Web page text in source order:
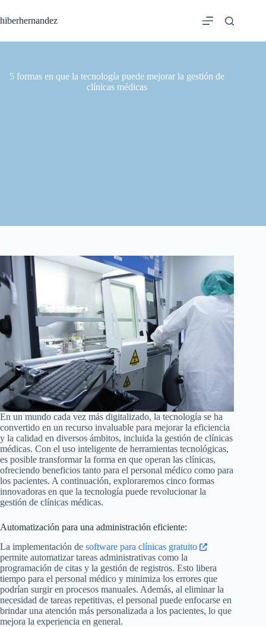
al
contenido
hiberhernandez
5 formas en que la tecnología puede mejorar la gestión de
clínicas médicas
En un mundo cada vez más digitalizado, la tecnología se ha
convertido en un recurso invaluable para mejorar la eficiencia
y la calidad en diversos ámbitos, incluida la gestión de clínicas
médicas. Con el uso inteligente de herramientas tecnológicas,
es posible transformar la forma en que operan las clínicas,
ofreciendo beneficios tanto para el personal médico como para
los pacientes. A continuación, exploraremos cinco formas
innovadoras en que la tecnología puede revolucionar la
gestión de clínicas médicas.
Automatización para una administración eficiente:
La implementación de software para clínicas gratuito
permite automatizar tareas administrativas como la
programación de citas y la gestión de registros. Esto libera
tiempo para el personal médico y minimiza los errores que
podrían surgir en procesos manuales. Además, al eliminar la
necesidad de tareas repetitivas, el personal puede enfocarse en
brindar una atención más personalizada a los pacientes, lo que
mejora la experiencia en general.